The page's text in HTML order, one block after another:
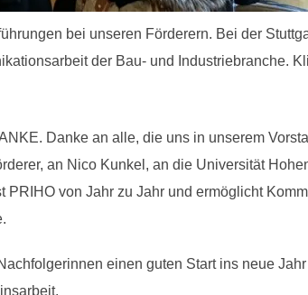
bei unseren Förderern. Bei der
der Bau- und Industriebranche.
Danke an alle, die uns in unserem
an Nico Kunkel, an die Universität
PRIHO von Jahr zu Jahr und ermöglicht
einen guten Start ins neue